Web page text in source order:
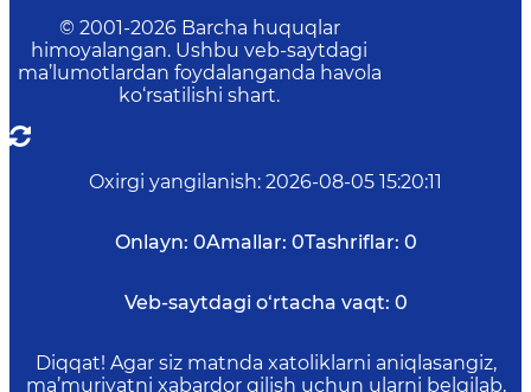
© 2001-2026 Barcha huquqlar
himoyalangan. Ushbu veb-saytdagi
ma’lumotlardan foydalanganda havola
ko‘rsatilishi shart.
Oxirgi yangilanish: 2026-08-05 15:20:11
Onlayn: 0Amallar: 0Tashriflar: 0
Veb-saytdagi o‘rtacha vaqt: 0
Diqqat! Agar siz matnda xatoliklarni aniqlasangiz,
ma’muriyatni xabardor qilish uchun ularni belgilab,